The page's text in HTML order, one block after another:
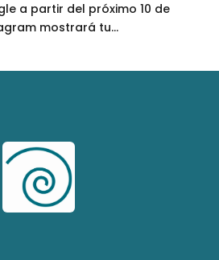
a partir del próximo 10 de
mostrará tu...